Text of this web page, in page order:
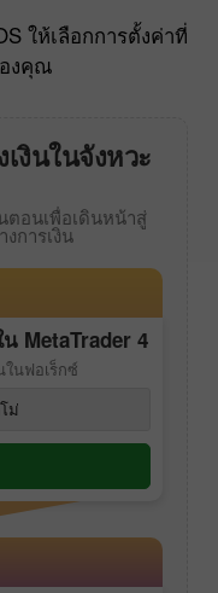
ให้เลือกการตั้งค่าที่
งคุณ
งินในจังหวะ
ตอนเพื่อเดินหน้าสู่
การเงิน
น MetaTrader 4
ในฟอเร็กซ์
ม่